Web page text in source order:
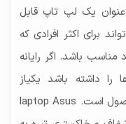
کیلوگرمی به عنوان یک لپ تاپ قابل
برای اکثر افرادی که
باشد. اگر رایانه
داشته باشد یکیاز
به شما این محصول است. laptop Asus